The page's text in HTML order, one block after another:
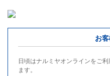
お
日頃はナルミヤオンラインをご
ます。